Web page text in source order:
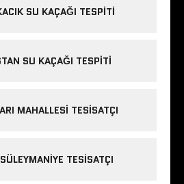
SU KAÇAĞI TESPITI
SU KAÇAĞI TESPITI
MAHALLESI TESISATÇI
TESISATÇI